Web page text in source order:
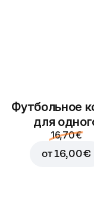
Футбольное
для
16,70 €
от16,00 €